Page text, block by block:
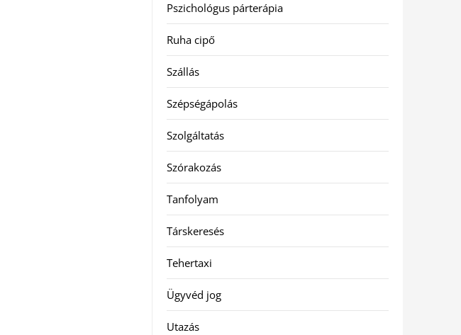
Pszichológus párterápia
Ruha cipő
Szállás
Szépségápolás
Szolgáltatás
Szórakozás
Tanfolyam
Társkeresés
Tehertaxi
Ügyvéd jog
Utazás